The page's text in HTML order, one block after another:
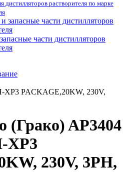
дистилляторов растворителя по марке
части дистилляторов
XP3 PACKAGE,20KW, 230V,
(Грако) AP3404
XP3
230V, 3PH,